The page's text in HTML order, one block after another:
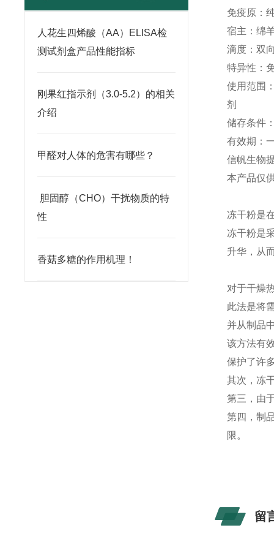
人花生四烯酸（AA）ELISA检
测试剂盒产品性能指标
刚果红指示剂（3.0-5.2）的相关
介绍
甲醛对人体的危害有哪些？
​ 胆固醇（CHO）干扰物质的特
性
香菇多糖的作用机理！
免疫原：
宿主：绵
滴度：双
特异性：
使用范围
剂
储存条件
有效期：
信帆生物
本产品仅
冻干粉是
冻干粉是
升华，从
对于干燥
此法是将
并从制品
该方法有
保护了许
其次，冻
第三，由
第四，制
限。
留